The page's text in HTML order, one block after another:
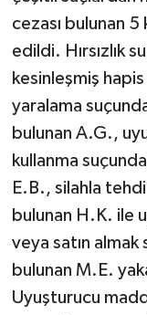
cezası bulunan
edildi. Hırsızlık
kesinleşmiş
yaralama
bulunan A.G.,
kullanma
E.B., silahla
bulunan H.K. ile
veya satın almak
bulunan M.E.
Uyuşturucu